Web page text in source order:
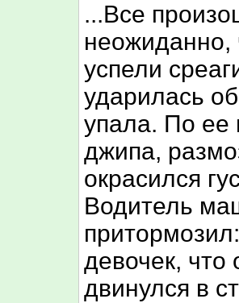
...Все
неожиданно,
успели
ударилась
упала. По ее
джипа,
окрасился
Водитель
девочек, что
двинулся в